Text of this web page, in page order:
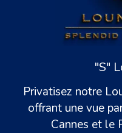
"S"
Privatisez notre
offrant une vue
Cannes et le